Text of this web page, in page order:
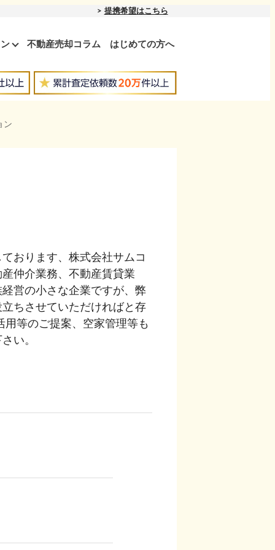
提携希望はこちら
不動産売却コラム はじめての方へ
ン
おります、株式会社サムコ
仲介業務、不動産賃貸業
営の小さな企業ですが、弊
ちさせていただければと存
等のご提案、空家管理等も
い。